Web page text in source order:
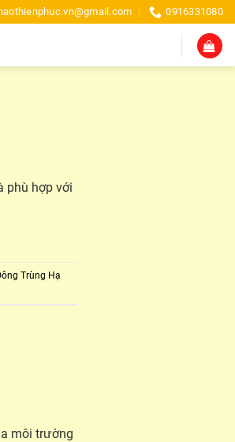
0916331080
phù hợp với
Trùng Hạ
môi trường